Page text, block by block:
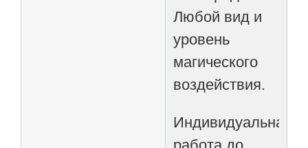
Любой вид и
уровень
магического
воздействия.
Индивидуальная